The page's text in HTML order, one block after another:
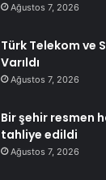
Ağustos 7, 2026
Türk Telekom ve
Varıldı
Ağustos 7, 2026
Bir şehir resmen
tahliye edildi
Ağustos 7, 2026